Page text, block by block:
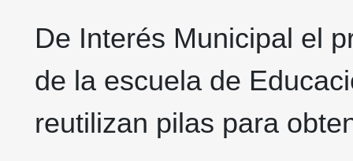
De Interés Municipal el
de la escuela de
reutilizan pilas para